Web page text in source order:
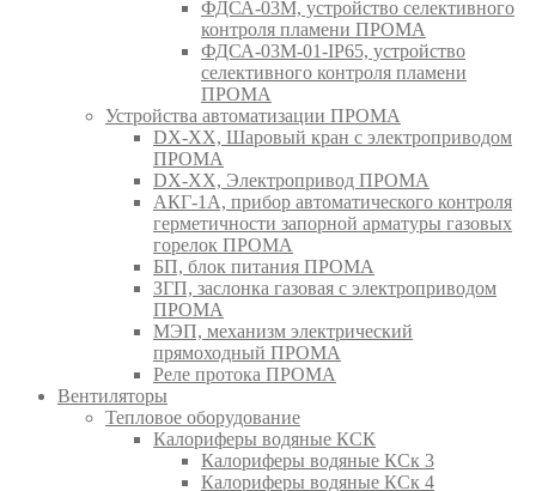
ФДСА-03М, устройство селективного
контроля пламени ПРОМА
ФДСА-03М-01-IP65, устройство
селективного контроля пламени
ПРОМА
Устройства автоматизации ПРОМА
DX-XX, Шаровый кран c электроприводом
ПРОМА
DX-XX, Электропривод ПРОМА
АКГ-1А, прибор автоматического контроля
герметичности запорной арматуры газовых
горелок ПРОМА
БП, блок питания ПРОМА
ЗГП, заслонка газовая с электроприводом
ПРОМА
МЭП, механизм электрический
прямоходный ПРОМА
Реле протока ПРОМА
Вентиляторы
Тепловое оборудование
Калориферы водяные КСК
Калориферы водяные КСк 3
Калориферы водяные КСк 4